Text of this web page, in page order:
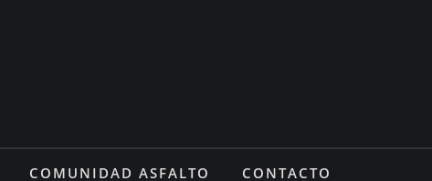
COMUNIDAD ASFALTO CONTACTO